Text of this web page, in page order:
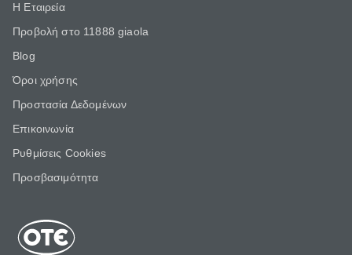
Η Εταιρεία
Προβολή στο 11888 giaola
Blog
Όροι χρήσης
Προστασία Δεδομένων
Επικοινωνία
Ρυθμίσεις Cookies
Προσβασιμότητα